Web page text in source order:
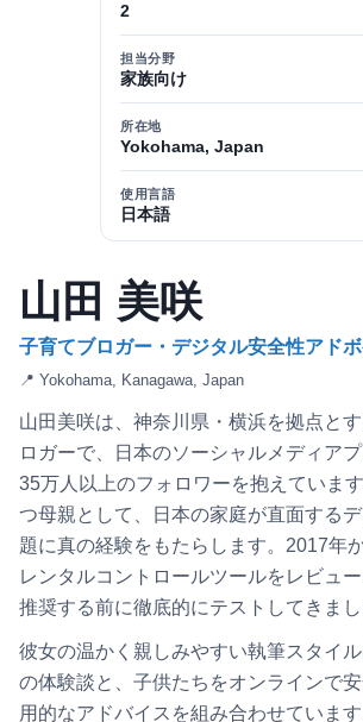
2
担当分野
家族向け
所在地
Yokohama, Japan
使用言語
日本語
山田 美咲
子育てブロガー・デジタル安全性アド
📍 Yokohama, Kanagawa, Japan
山田美咲は、神奈川県・横浜を拠点と
ロガーで、日本のソーシャルメディア
35万人以上のフォロワーを抱えていま
つ母親として、日本の家庭が直面する
題に真の経験をもたらします。2017年
レンタルコントロールツールをレビュ
推奨する前に徹底的にテストしてきまし
彼女の温かく親しみやすい執筆スタイ
の体験談と、子供たちをオンラインで
用的なアドバイスを組み合わせていま